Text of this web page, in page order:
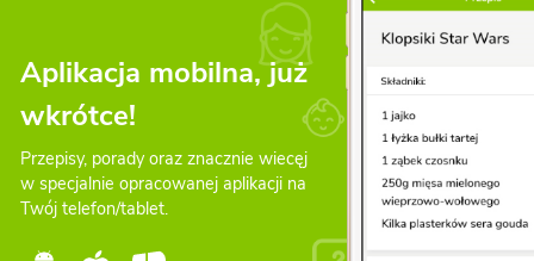
Aplikacja mobilna, już
wkrótce!
Przepisy, porady oraz znacznie wiecęj
w specjalnie opracowanej aplikacji na
Twój telefon/tablet.